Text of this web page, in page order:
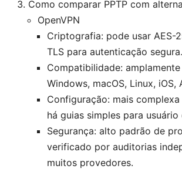
Como comparar PPTP com
OpenVPN
Criptografia: pode usar AES-
TLS para autenticação segura.
Compatibilidade:
Windows, macOS, Linux, iOS,
Configuração: mais complexa
há guias simples para usuário
Segurança: alto padrão de
verificado por auditorias
muitos provedores.